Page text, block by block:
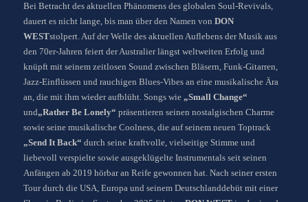
Bei Betracht des aktuellen Phänomens des globalen Soul-Revivals,
dauert es nicht lange, bis man über den Namen von DON
WESTstolpert. Auf der Welle des aktuellen Auflebens der Musik aus
den 70er-Jahren feiert der Australier längst weltweiten Erfolg und
knüpft mit seinem zeitlosen Sound zwischen Bläsern, Funk-Gitarren,
Jazz-Einflüssen und rauchigen Blues-Vibes an eine musikalische Ära
an, die mit ihm wieder aufblüht. Songs wie „Small Change“
und„Rather Be Lonely“ präsentieren seinen nostalgischen Charme
sowie seine musikalische Coolness, die auf seinem neuen Toptrack
„Send It Back“ durch seine kraftvolle, vielseitige Stimme und
liebevoll verspielte sowie ausgeklügelte Instrumentals seit seinen
Anfängen ab 2019 hörbar an Reife gewonnen hat. Nach seiner ersten
Tour durch die USA, Europa und seinem Deutschlanddebüt mit einer